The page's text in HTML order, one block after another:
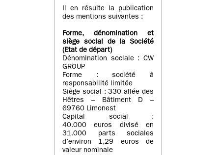
Il en résulte la publication
des mentions suivantes :
Forme, dénomination et
siège social de la Société
(Etatde départ)
Dénomination sociale : CW
GROUP
Forme : société à
responsabilité limitée
Siège social : 330 allée des
Hêtres – Bâtiment D –
69760 Limonest
Capital social :
40.000 euros divisé en
31.000 parts sociales
d’environ 1,29 euros de
valeur nominale